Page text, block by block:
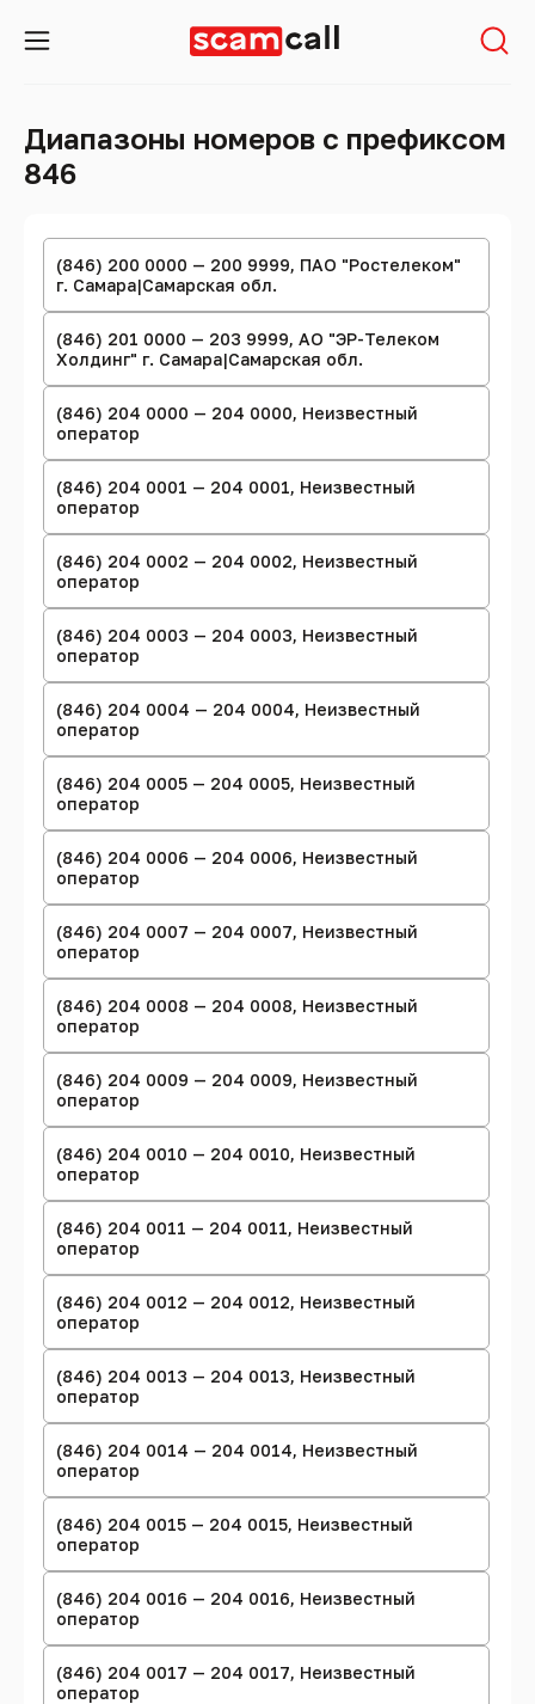
Диапазоны номеров с префиксом
846
(846) 200 0000 — 200 9999, ПАО "Ростелеком"
г. Самара|Самарская обл.
(846) 201 0000 — 203 9999, АО "ЭР-Телеком
Холдинг" г. Самара|Самарская обл.
(846) 204 0000 — 204 0000, Неизвестный
оператор
(846) 204 0001 — 204 0001, Неизвестный
оператор
(846) 204 0002 — 204 0002, Неизвестный
оператор
(846) 204 0003 — 204 0003, Неизвестный
оператор
(846) 204 0004 — 204 0004, Неизвестный
оператор
(846) 204 0005 — 204 0005, Неизвестный
оператор
(846) 204 0006 — 204 0006, Неизвестный
оператор
(846) 204 0007 — 204 0007, Неизвестный
оператор
(846) 204 0008 — 204 0008, Неизвестный
оператор
(846) 204 0009 — 204 0009, Неизвестный
оператор
(846) 204 0010 — 204 0010, Неизвестный
оператор
(846) 204 0011 — 204 0011, Неизвестный
оператор
(846) 204 0012 — 204 0012, Неизвестный
оператор
(846) 204 0013 — 204 0013, Неизвестный
оператор
(846) 204 0014 — 204 0014, Неизвестный
оператор
(846) 204 0015 — 204 0015, Неизвестный
оператор
(846) 204 0016 — 204 0016, Неизвестный
оператор
(846) 204 0017 — 204 0017, Неизвестный
оператор